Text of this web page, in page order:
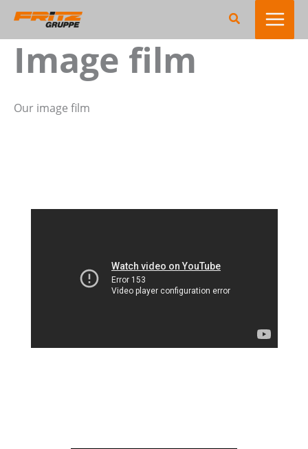
Skip
content
Search
Image film
Our image film